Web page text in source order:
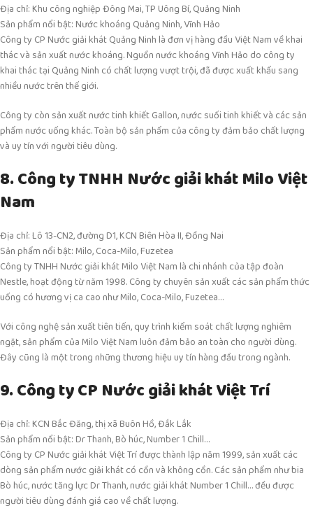
Địa chỉ: Khu công nghiệp Đông Mai, TP Uông Bí, Quảng Ninh
Sản phẩm nổi bật: Nước khoáng Quảng Ninh, Vĩnh Hảo
Công ty CP Nước giải khát Quảng Ninh là đơn vị hàng đầu Việt Nam về khai
thác và sản xuất nước khoáng. Nguồn nước khoáng Vĩnh Hảo do công ty
khai thác tại Quảng Ninh có chất lượng vượt trội, đã được xuất khẩu sang
nhiều nước trên thế giới.
Công ty còn sản xuất nước tinh khiết Gallon, nước suối tinh khiết và các sản
phẩm nước uống khác. Toàn bộ sản phẩm của công ty đảm bảo chất lượng
và uy tín với người tiêu dùng.
8. Công ty TNHH Nước giải khát Milo Việt
Nam
Địa chỉ: Lô 13-CN2, đường D1, KCN Biên Hòa II, Đồng Nai
Sản phẩm nổi bật: Milo, Coca-Milo, Fuzetea
Công ty TNHH Nước giải khát Milo Việt Nam là chi nhánh của tập đoàn
Nestle, hoạt động từ năm 1998. Công ty chuyên sản xuất các sản phẩm thức
uống có hương vị ca cao như Milo, Coca-Milo, Fuzetea…
Với công nghệ sản xuất tiên tiến, quy trình kiểm soát chất lượng nghiêm
ngặt, sản phẩm của Milo Việt Nam luôn đảm bảo an toàn cho người dùng.
Đây cũng là một trong những thương hiệu uy tín hàng đầu trong ngành.
9. Công ty CP Nước giải khát Việt Trí
Địa chỉ: KCN Bắc Đăng, thị xã Buôn Hồ, Đắk Lắk
Sản phẩm nổi bật: Dr Thanh, Bò húc, Number 1 Chill…
Công ty CP Nước giải khát Việt Trí được thành lập năm 1999, sản xuất các
dòng sản phẩm nước giải khát có cồn và không cồn. Các sản phẩm như bia
Bò húc, nước tăng lực Dr Thanh, nước giải khát Number 1 Chill… đều được
người tiêu dùng đánh giá cao về chất lượng.